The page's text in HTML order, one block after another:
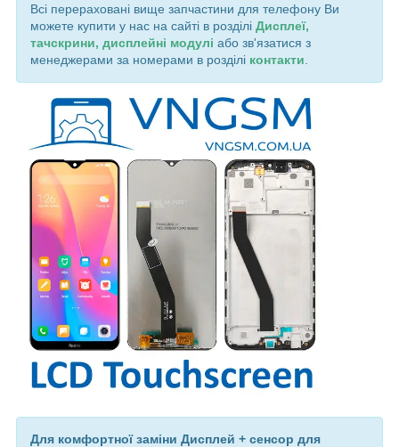
Всі перераховані вище запчастини для телефону Ви
можете купити у нас на сайті в розділі Дисплеї,
тачскрини, дисплейні модулі або зв'язатися з
менеджерами за номерами в розділі контакти
Для комфортної заміни Дисплей + сенсор для